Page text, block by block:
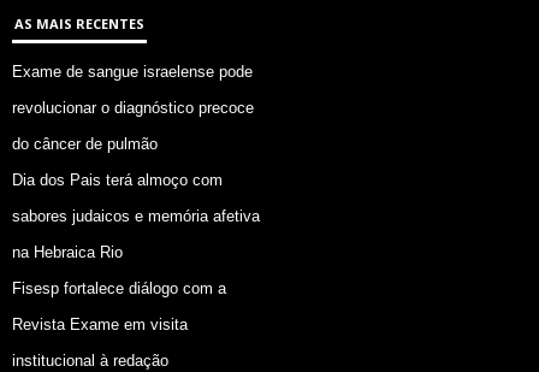
AS MAIS RECENTES
Exame de sangue israelense pode
revolucionar o diagnóstico precoce
do câncer de pulmão
Dia dos Pais terá almoço com
sabores judaicos e memória afetiva
na Hebraica Rio
Fisesp fortalece diálogo com a
Revista Exame em visita
institucional à redação